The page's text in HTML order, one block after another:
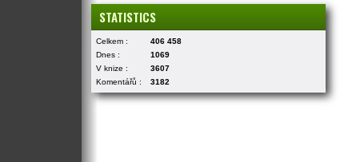
STATISTICS
Celkem :
406 458
Dnes :
1069
V knize :
3607
Komentářů :
3182